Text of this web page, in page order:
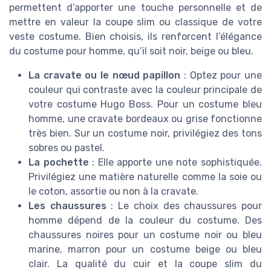
permettent d’apporter une touche personnelle et de
mettre en valeur la coupe slim ou classique de votre
veste costume. Bien choisis, ils renforcent l’élégance
du costume pour homme, qu’il soit noir, beige ou bleu.
La cravate ou le nœud papillon : Optez pour une
couleur qui contraste avec la couleur principale de
votre costume Hugo Boss. Pour un costume bleu
homme, une cravate bordeaux ou grise fonctionne
très bien. Sur un costume noir, privilégiez des tons
sobres ou pastel.
La pochette : Elle apporte une note sophistiquée.
Privilégiez une matière naturelle comme la soie ou
le coton, assortie ou non à la cravate.
Les chaussures : Le choix des chaussures pour
homme dépend de la couleur du costume. Des
chaussures noires pour un costume noir ou bleu
marine, marron pour un costume beige ou bleu
clair. La qualité du cuir et la coupe slim du